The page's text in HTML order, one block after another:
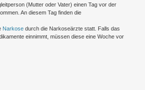
(Mutter oder Vater) einen Tag vor der
An diesem Tag finden die
Narkose durch die Narkoseärzte statt. Falls das
einnimmt, müssen diese eine Woche vor